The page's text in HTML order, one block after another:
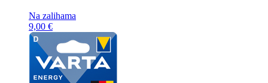
Na zalihama
9,00 €